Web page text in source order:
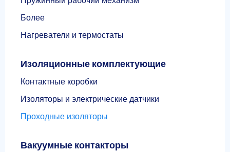
Более
Нагреватели и термостаты
Изоляционные комплектующие
Контактные коробки
Изоляторы и электрические датчики
Проходные изоляторы
Вакуумные контакторы